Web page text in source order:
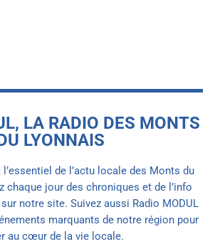
LA RADIO DES MONTS
LYONNAIS
l’essentiel de l’actu locale des Monts du
chaque jour des chroniques et de l’info
notre site. Suivez aussi Radio MODUL
marquants de notre région pour
au cœur de la vie locale.